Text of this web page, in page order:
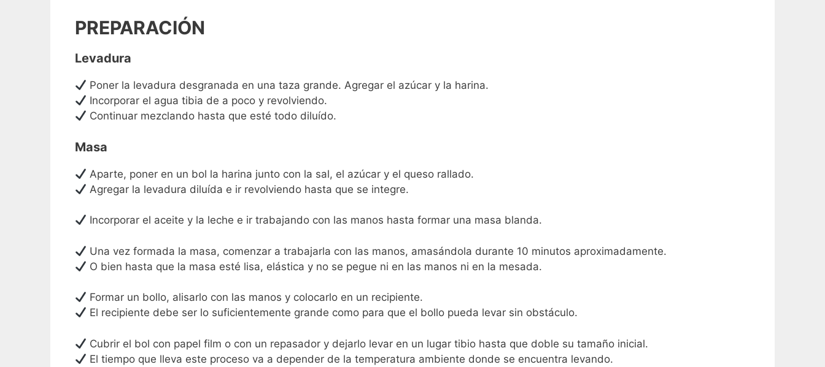
PREPARACIÓN
Levadura
Poner la levadura desgranada en una taza grande. Agregar el azúcar y la harina.
Incorporar el agua tibia de a poco y revolviendo.
Continuar mezclando hasta que esté todo diluído.
Masa
Aparte, poner en un bol la harina junto con la sal, el azúcar y el queso rallado.
Agregar la levadura diluída e ir revolviendo hasta que se integre.
Incorporar el aceite y la leche e ir trabajando con las manos hasta formar una masa blanda.
Una vez formada la masa, comenzar a trabajarla con las manos, amasándola durante 10 minutos aproximadamente.
O bien hasta que la masa esté lisa, elástica y no se pegue ni en las manos ni en la mesada.
Formar un bollo, alisarlo con las manos y colocarlo en un recipiente.
El recipiente debe ser lo suficientemente grande como para que el bollo pueda levar sin obstáculo.
Cubrir el bol con papel film o con un repasador y dejarlo levar en un lugar tibio hasta que doble su tamaño inicial.
El tiempo que lleva este proceso va a depender de la temperatura ambiente donde se encuentra levando.